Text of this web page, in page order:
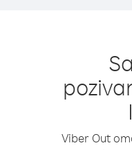
Viber Out